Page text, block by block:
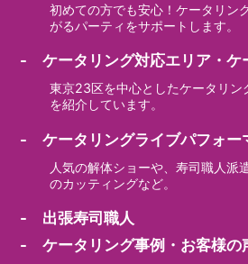
初めての方でも安心！ケータリン
がるパーティをサポートします。
- ケータリング対応エリア・ケ
東京23区を中心としたケータリン
を紹介しています。
- ケータリングライブパフォー
人気の解体ショーや、寿司職人派
のカッティングなど。
- 出張寿司職人
- ケータリング事例・お客様の